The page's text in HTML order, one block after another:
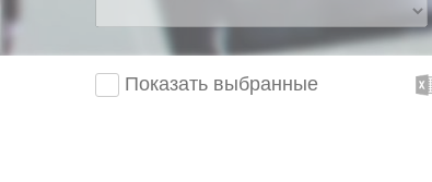
Показать выбранные